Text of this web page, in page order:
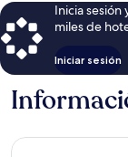
Inicia sesión
miles de
Iniciar sesión